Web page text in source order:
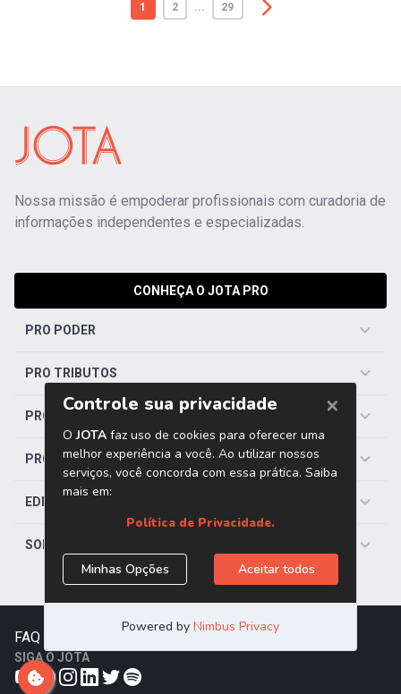
1 2 ... 29
Nossa missão é empoderar profissionais com curadoria de
informações independentes e especializadas.
CONHEÇA O JOTA PRO
PRO PODER
PRO TRIBUTOS
PRO TRABALHISTA
PRO SAÚDE
EDITORIAS
SOBRE O JOTA
FAQ Trabalhe Conosco
SIGA O JOTA